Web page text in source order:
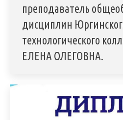
преподаватель
дисциплин
технологического
ЕЛЕНА ОЛЕГОВНА.